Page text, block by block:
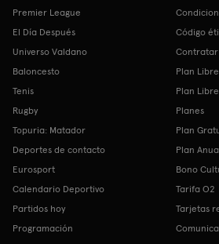
Premier League
El Día Después
Universo Valdano
Baloncesto
Tenis
Rugby
Topuria: Matador
Deportes de contacto
Eurosport
Calendario Deportivo
Partidos hoy
Programación
Código
Contratar
Plan
Plan
Planes
Plan
Plan
Bono
Tarifa O2
Tarjetas